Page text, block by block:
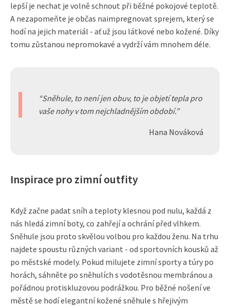
lepší je nechat je volně schnout při běžné pokojové teplotě.
A nezapomeňte je občas naimpregnovat sprejem, který se
hodí na jejich materiál - ať už jsou látkové nebo kožené. Díky
tomu zůstanou nepromokavé a vydrží vám mnohem déle.
Sněhule, to není jen obuv, to je objetí tepla pro
vaše nohy v tom nejchladnějším období.
Hana Nováková
Inspirace pro zimní outfity
Když začne padat sníh a teploty klesnou pod nulu, každá z
nás hledá zimní boty, co zahřejí a ochrání před vlhkem.
Sněhule jsou proto skvělou volbou pro každou ženu. Na trhu
najdete spoustu různých variant - od sportovních kousků až
po městské modely. Pokud milujete zimní sporty a túry po
horách, sáhněte po sněhulích s vodotěsnou membránou a
pořádnou protiskluzovou podrážkou. Pro běžné nošení ve
městě se hodí elegantní kožené sněhule s hřejivým